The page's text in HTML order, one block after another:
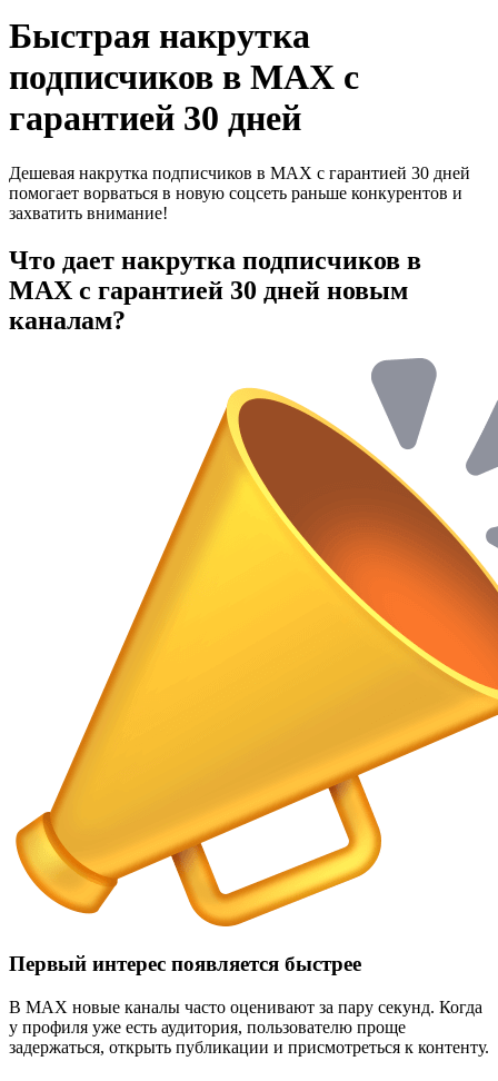
Быстрая накрутка
подписчиков в MAX с
гарантией 30 дней
Дешевая накрутка подписчиков в MAX с гарантией 30 дней
помогает ворваться в новую соцсеть раньше конкурентов и
захватить внимание!
Что дает накрутка подписчиков в
MAX с гарантией 30 дней новым
каналам?
Первый интерес появляется быстрее
В MAX новые каналы часто оценивают за пару секунд. Когда
у профиля уже есть аудитория, пользователю проще
задержаться, открыть публикации и присмотреться к контенту.